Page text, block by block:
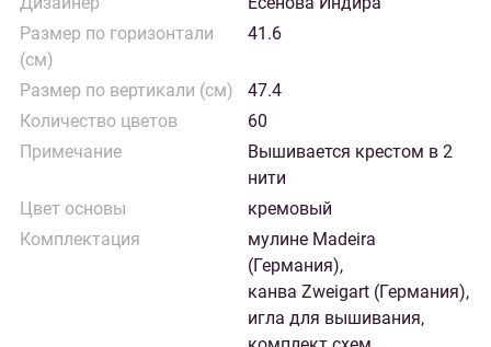
Размер по горизонтали
(см)
41.6
Размер по вертикали (см)
47.4
Количество цветов
60
Примечание
Вышивается крестом в 2
нити
Цвет основы
кремовый
Комплектация
мулине Madeira
(Германия),
канва Zweigart (Германия),
игла для вышивания,